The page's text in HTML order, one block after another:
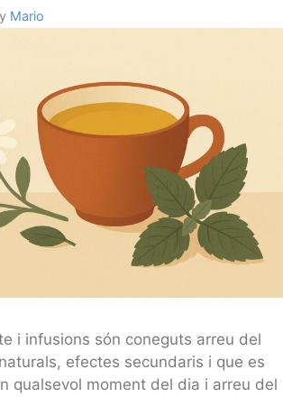
Mario
i infusions són coneguts arreu del
efectes secundaris i que es
qualsevol moment del dia i arreu del